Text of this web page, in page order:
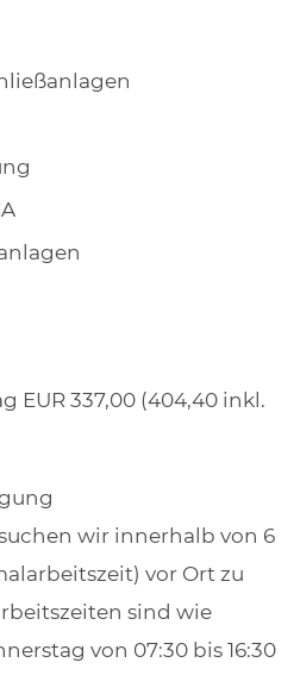
EUR 337,00 (404,40 inkl.
wir innerhalb von 6
vor Ort zu
sind wie
von 07:30 bis 16:30